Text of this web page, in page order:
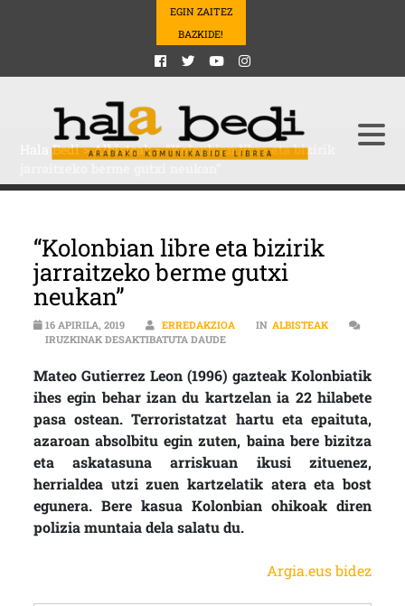
EGIN ZAITEZ
BAZKIDE!
Hala Bedi>Albisteak>“Kolonbian libre eta bizirik
“Kolonbian libre eta bizirik
jarraitzeko berme gutxi
neukan”
16 APIRILA, 2019 ERREDAKZIOA IN ALBISTEAK
IRUZKINAK DESAKTIBATUTA DAUDE“KOLONBIAN LIBRE ETA BIZIRIK
Mateo Gutierrez Leon (1996) gazteak Kolonbiatik
ihes egin behar izan du kartzelan ia 22 hilabete
pasa ostean. Terroristatzat hartu eta epaituta,
azaroan absolbitu egin zuten, baina bere bizitza
eta askatasuna arriskuan ikusi zituenez,
herrialdea utzi zuen kartzelatik atera eta bost
egunera. Bere kasua Kolonbian ohikoak diren
polizia muntaia dela salatu du.
Argia.eus bidez